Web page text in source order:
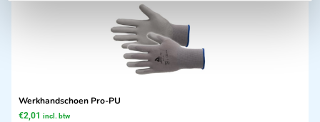
Werkhandschoen Pro-PU
€2,01 incl. btw